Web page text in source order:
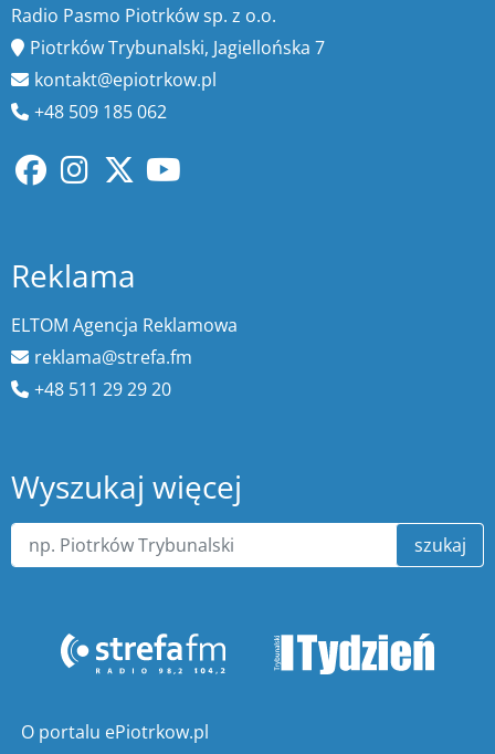
Radio Pasmo Piotrków sp. z o.o.
Piotrków Trybunalski, Jagiellońska 7
kontakt@epiotrkow.pl
+48 509 185 062
Reklama
ELTOM Agencja Reklamowa
reklama@strefa.fm
+48 511 29 29 20
Wyszukaj więcej
szukaj
O portalu ePiotrkow.pl